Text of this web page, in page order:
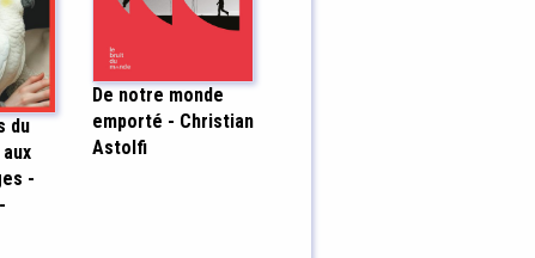
du
-
De notre monde
emporté - Christian
Astolfi